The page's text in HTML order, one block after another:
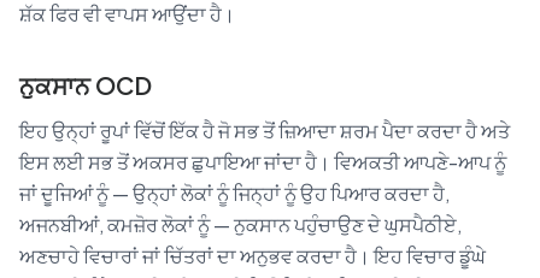
ਸ਼ੱਕ ਫਿਰ ਵੀ ਵਾਪਸ ਆਉਂਦਾ ਹੈ।
ਨੁਕਸਾਨ OCD
ਇਹ ਉਨ੍ਹਾਂ ਰੂਪਾਂ ਵਿੱਚੋਂ ਇੱਕ ਹੈ ਜੋ ਸਭ ਤੋਂ ਜ਼ਿਆਦਾ ਸ਼ਰਮ ਪੈਦਾ ਕਰਦਾ ਹੈ ਅਤੇ
ਇਸ ਲਈ ਸਭ ਤੋਂ ਅਕਸਰ ਛੁਪਾਇਆ ਜਾਂਦਾ ਹੈ। ਵਿਅਕਤੀ ਆਪਣੇ-ਆਪ ਨੂੰ
ਜਾਂ ਦੂਜਿਆਂ ਨੂੰ — ਉਨ੍ਹਾਂ ਲੋਕਾਂ ਨੂੰ ਜਿਨ੍ਹਾਂ ਨੂੰ ਉਹ ਪਿਆਰ ਕਰਦਾ ਹੈ,
ਅਜਨਬੀਆਂ, ਕਮਜ਼ੋਰ ਲੋਕਾਂ ਨੂੰ — ਨੁਕਸਾਨ ਪਹੁੰਚਾਉਣ ਦੇ ਘੁਸਪੈਠੀਏ,
ਅਣਚਾਹੇ ਵਿਚਾਰਾਂ ਜਾਂ ਚਿੱਤਰਾਂ ਦਾ ਅਨੁਭਵ ਕਰਦਾ ਹੈ। ਇਹ ਵਿਚਾਰ ਡੂੰਘੇ